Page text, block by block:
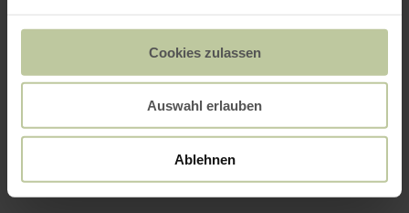
Cookies zulassen
Auswahl erlauben
Ablehnen